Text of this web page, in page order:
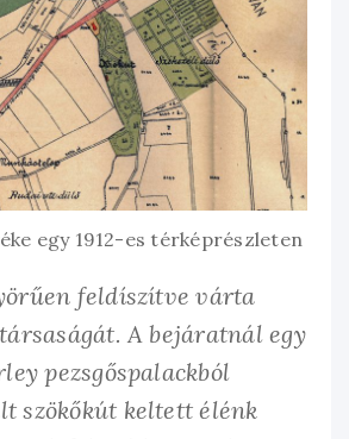
egy 1912-es térképrészleten
feldíszítve várta
A bejáratnál egy
pezsgőspalackból
szökőkút keltett élénk